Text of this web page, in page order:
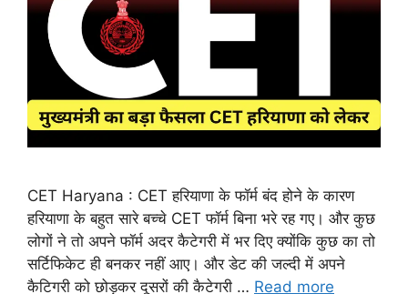
CET Haryana : CET हरियाणा के फॉर्म बंद होने के कारण
हरियाणा के बहुत सारे बच्चे CET फॉर्म बिना भरे रह गए। और कुछ
लोगों ने तो अपने फॉर्म अदर कैटेगरी में भर दिए क्योंकि कुछ का तो
सर्टिफिकेट ही बनकर नहीं आए। और डेट की जल्दी में अपने
कैटिगरी को छोड़कर दूसरों की कैटेगरी … Read more